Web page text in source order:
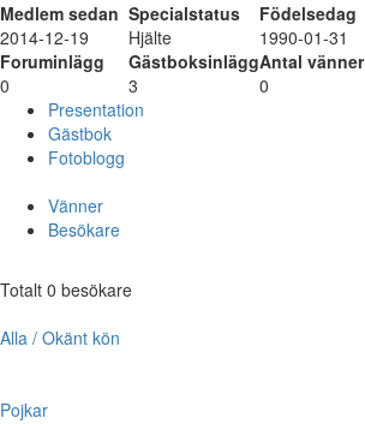
Medlem sedan Specialstatus
Födelsedag
2014-12-19
Hjälte
1990-01-31
Foruminlägg
GästboksinläggAntal vänner
0
3
0
Presentation
Gästbok
Fotoblogg
Vänner
Besökare
Totalt 0 besökare
Alla / Okänt kön
Pojkar